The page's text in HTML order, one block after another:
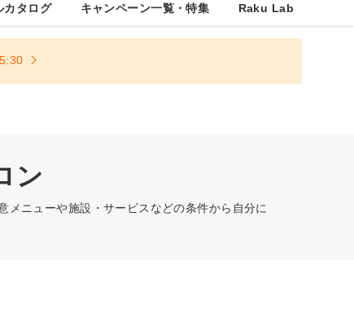
カタログ キャンペーン一覧・特集 Raku Lab
ン
ニューや施設・サービスなどの条件から自分に